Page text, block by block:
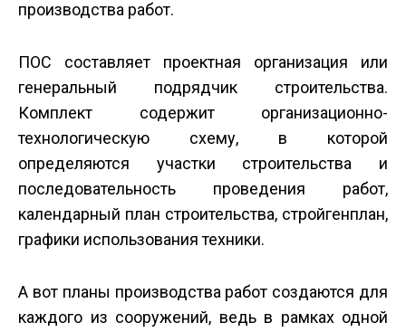
производства работ.
ПОС составляет проектная организация или
генеральный подрядчик строительства.
Комплект содержит организационно­
технологическую схему, в которой
определяются участки строительства и
последовательность проведения работ,
календарный план строительства, стройгенплан,
графики использования техники.
А вот планы производства работ создаются для
каждого из сооружений, ведь в рамках одной